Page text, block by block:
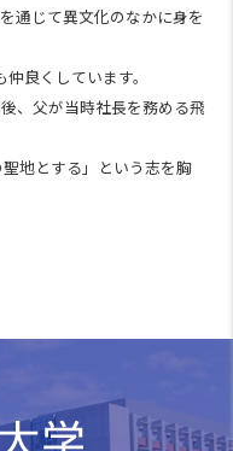
通じて異文化のなかに身を
良くしています。
、父が当時社長を務める飛
地とする」という志を胸